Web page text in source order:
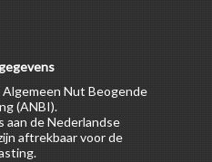
Nut Beogende
(ANBI).
de Nederlandse
aftrekbaar voor de